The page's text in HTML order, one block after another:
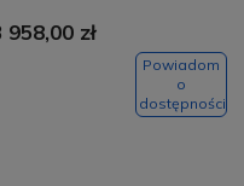
958,00 zł
Powiadom
o
dostępności